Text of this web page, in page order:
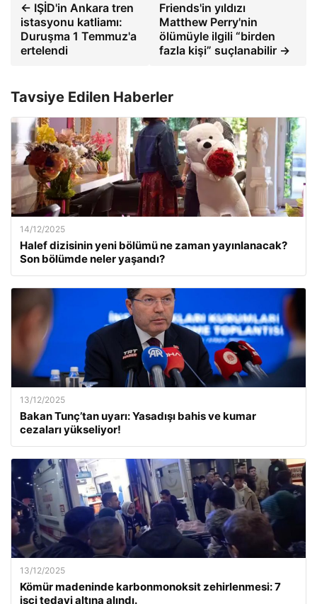
← IŞİD'in Ankara tren
istasyonu katliamı:
Duruşma 1 Temmuz'a
ertelendi
Friends'in yıldızı
Matthew Perry'nin
ölümüyle ilgili “birden
fazla kişi” suçlanabilir →
Tavsiye Edilen Haberler
14/12/2025
Halef dizisinin yeni bölümü ne zaman yayınlanacak?
Son bölümde neler yaşandı?
13/12/2025
Bakan Tunç’tan uyarı: Yasadışı bahis ve kumar
cezaları yükseliyor!
13/12/2025
Kömür madeninde karbonmonoksit zehirlenmesi: 7
işçi tedavi altına alındı.